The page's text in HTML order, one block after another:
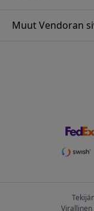
Muut Vendoran
Virallinen